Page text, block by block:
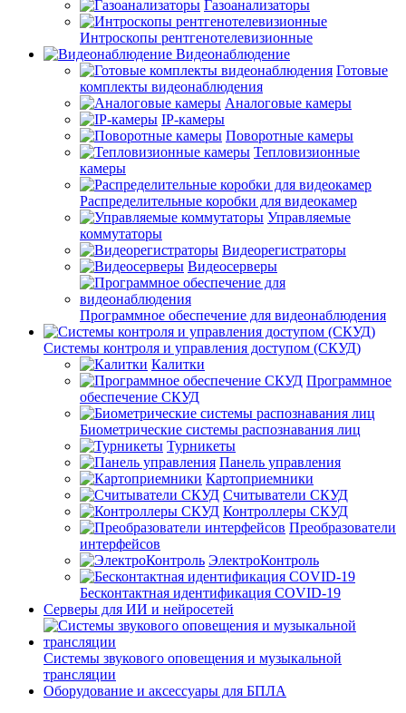
Газоанализаторы
Интроскопы рентгенотелевизионные
Видеонаблюдение
Готовые
комплекты видеонаблюдения
Аналоговые камеры
IP-камеры
Поворотные камеры
Тепловизионные
камеры
Распределительные коробки для видеокамер
Управляемые
коммутаторы
Видеорегистраторы
Видеосерверы
Программное обеспечение для видеонаблюдения
Системы контроля и управления доступом (СКУД)
Калитки
Программное
обеспечение СКУД
Биометрические системы распознавания лиц
Турникеты
Панель управления
Картоприемники
Считыватели СКУД
Контроллеры СКУД
Преобразователи
интерфейсов
ЭлектроКонтроль
Бесконтактная идентификация COVID-19
Серверы для ИИ и нейросетей
Системы звукового оповещения и музыкальной
трансляции
Оборудование и аксессуары для БПЛА